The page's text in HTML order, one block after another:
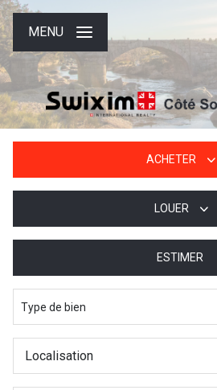
MENU
ACHETER
De l'immo pro
LOUER
De l'immo pro
ESTIMER
Type de bien
Localisation